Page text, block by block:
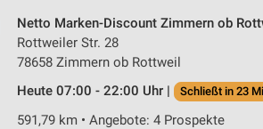
Netto Marken-Discount Zimmern ob
Rottweiler Str. 28
78658 Zimmern ob Rottweil
Heute 07:00 - 22:00 Uhr |
Schließt in 23
591,79 km • Angebote: 4 Prospekte